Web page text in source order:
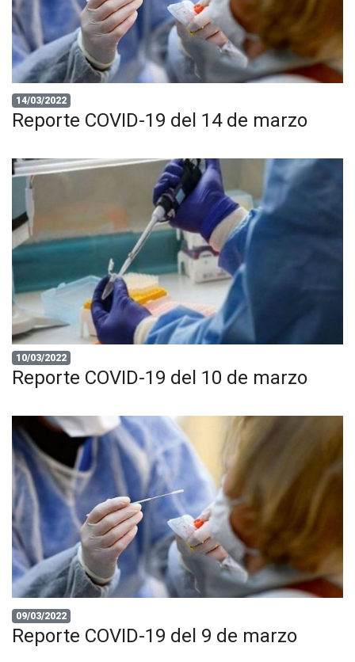
14/03/2022
Reporte COVID-19 del 14 de marzo
10/03/2022
Reporte COVID-19 del 10 de marzo
09/03/2022
Reporte COVID-19 del 9 de marzo